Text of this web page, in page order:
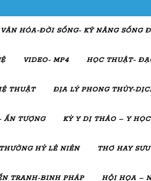
VĂN HÓA-ĐỜI SỐNG- KỸ NĂNG SỐNG
VIDEO- MP4 HỌC THUẬT-
THUẬT ĐỊA LÝ PHONG THỦY-
ẤN TƯỢNG KỲ Y DỊ THẢO – Y
HỶ LÊ NIÊN THƠ HAY
TRANH-BINH PHÁP HỘI HỌA –